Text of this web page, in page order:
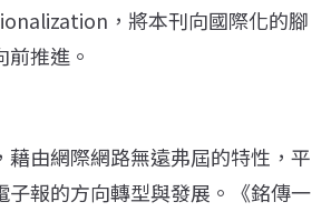
，將本刊向國際化的腳
推進。
藉由網際網路無遠弗屆的特性，平
子報的方向轉型與發展。《銘傳一